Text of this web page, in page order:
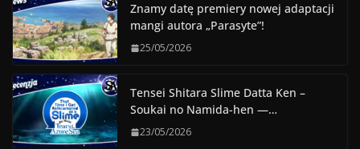
Znamy datę premiery nowej adaptacji
mangi autora „Parasyte”!
25/05/2026
Tensei Shitara Slime Datta Ken –
Soukai no Namida-hen —…
23/05/2026